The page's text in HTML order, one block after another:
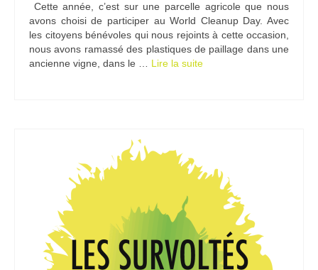
Déchets
Ramassages citoyens de déchets
Mobilité
Cette année, c’est sur une parcelle agricole que nous
avons choisi de participer au World Cleanup Day. Avec
les citoyens bénévoles qui nous rejoints à cette occasion,
nous avons ramassé des plastiques de paillage dans une
ancienne vigne, dans le … Lire la suite­­